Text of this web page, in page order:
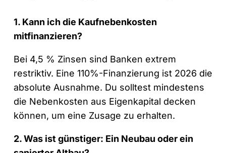
1. Kann ich die Kaufnebenkosten
mitfinanzieren?
Bei 4,5 % Zinsen sind Banken extrem
restriktiv. Eine 110%-Finanzierung ist 2026 die
absolute Ausnahme. Du solltest mindestens
die Nebenkosten aus Eigenkapital decken
können, um eine Zusage zu erhalten.
2. Was ist günstiger: Ein Neubau oder ein